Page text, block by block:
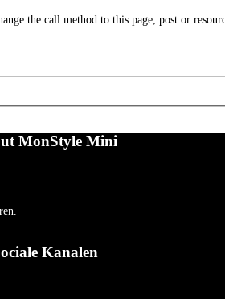
the call method to this page, post or
MonStyle Mini
Kanalen